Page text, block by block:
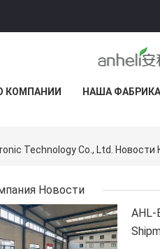
КОМПАНИИ НАША ФАБРИКА
Technology Co., Ltd. Новости
Новости
AHL-